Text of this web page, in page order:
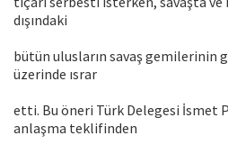
dışındaki
bütün ulusların savaş gemilerinin
üzerinde ısrar
etti. Bu öneri Türk Delegesi İsmet
anlaşma teklifinden